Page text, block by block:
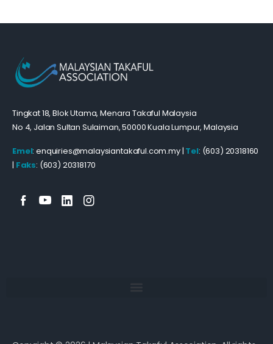
Tingkat 18, Blok Utama, Menara Takaful Malaysia
No 4, Jalan Sultan Sulaiman, 50000 Kuala Lumpur, Malaysia
Emel: enquiries@malaysiantakaful.com.my | Tel: (603) 20318160
| Faks: (603) 20318170